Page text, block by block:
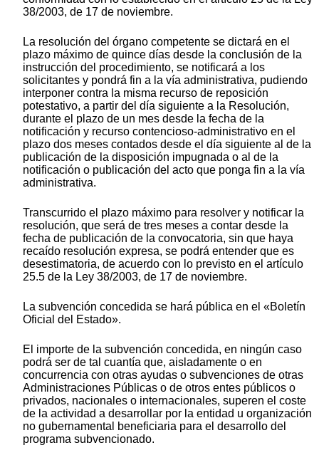
38/2003, de 17 de noviembre.
La resolución del órgano competente se dictará en el
plazo máximo de quince días desde la conclusión de la
instrucción del procedimiento, se notificará a los
solicitantes y pondrá fin a la vía administrativa, pudiendo
interponer contra la misma recurso de reposición
potestativo, a partir del día siguiente a la Resolución,
durante el plazo de un mes desde la fecha de la
notificación y recurso contencioso-administrativo en el
plazo dos meses contados desde el día siguiente al de la
publicación de la disposición impugnada o al de la
notificación o publicación del acto que ponga fin a la vía
administrativa.
Transcurrido el plazo máximo para resolver y notificar la
resolución, que será de tres meses a contar desde la
fecha de publicación de la convocatoria, sin que haya
recaído resolución expresa, se podrá entender que es
desestimatoria, de acuerdo con lo previsto en el artículo
25.5 de la Ley 38/2003, de 17 de noviembre.
La subvención concedida se hará pública en el «Boletín
Oficial del Estado».
El importe de la subvención concedida, en ningún caso
podrá ser de tal cuantía que, aisladamente o en
concurrencia con otras ayudas o subvenciones de otras
Administraciones Públicas o de otros entes públicos o
privados, nacionales o internacionales, superen el coste
de la actividad a desarrollar por la entidad u organización
no gubernamental beneficiaria para el desarrollo del
programa subvencionado.